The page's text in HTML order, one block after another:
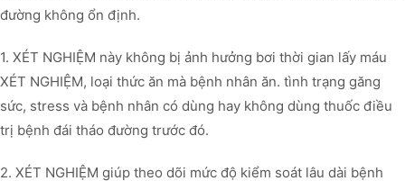
đường không ổn định.
1. XÉT NGHIỆM này không bị ảnh hưởng bơi thời gian lấy máu
XÉT NGHIỆM, loại thức ăn mà bệnh nhân ăn. tình trạng găng
sức, stress và bệnh nhân có dùng hay không dùng thuốc điều
trị bệnh đái tháo đường trước đó.
2. XÉT NGHIỆM giúp theo dõi mức độ kiểm soát lâu dài bệnh